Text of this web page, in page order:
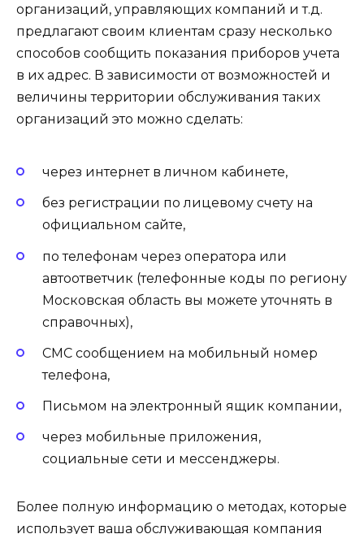
организаций, управляющих компаний и т.д.
предлагают своим клиентам сразу несколько
способов сообщить показания приборов учета
в их адрес. В зависимости от возможностей и
величины территории обслуживания таких
организаций это можно сделать:
через интернет в личном кабинете,
без регистрации по лицевому счету на
официальном сайте,
по телефонам через оператора или
автоответчик (телефонные коды по региону
Московская область вы можете уточнять в
справочных),
СМС сообщением на мобильный номер
телефона,
Письмом на электронный ящик компании,
через мобильные приложения,
социальные сети и мессенджеры.
Более полную информацию о методах, которые
использует ваша обслуживающая компания